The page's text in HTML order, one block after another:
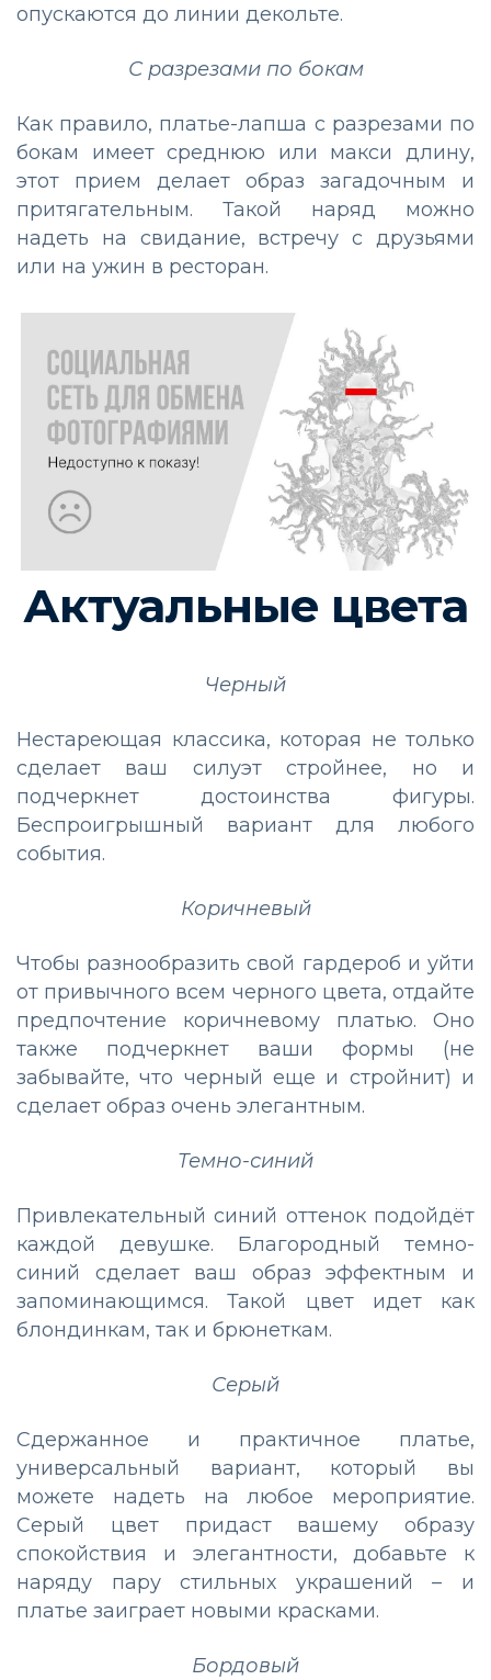
опускаются до линии декольте.
С разрезами по бокам
Как правило, платье-лапша с разрезами по
бокам имеет среднюю или макси длину,
этот прием делает образ загадочным и
притягательным. Такой наряд можно
надеть на свидание, встречу с друзьями
или на ужин в ресторан.
Актуальные цвета
Черный
Нестареющая классика, которая не только
сделает ваш силуэт стройнее, но и
подчеркнет достоинства фигуры.
Беспроигрышный вариант для любого
события.
Коричневый
Чтобы разнообразить свой гардероб и уйти
от привычного всем черного цвета, отдайте
предпочтение коричневому платью. Оно
также подчеркнет ваши формы (не
забывайте, что черный еще и стройнит) и
сделает образ очень элегантным.
Темно-синий
Привлекательный синий оттенок подойдёт
каждой девушке. Благородный темно-
синий сделает ваш образ эффектным и
запоминающимся. Такой цвет идет как
блондинкам, так и брюнеткам.
Серый
Сдержанное и практичное платье,
универсальный вариант, который вы
можете надеть на любое мероприятие.
Серый цвет придаст вашему образу
спокойствия и элегантности, добавьте к
наряду пару стильных украшений – и
платье заиграет новыми красками.
Бордовый